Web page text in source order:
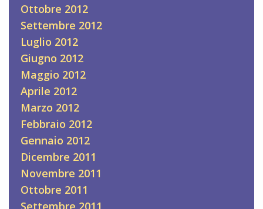
Ottobre 2012
Settembre 2012
Luglio 2012
Giugno 2012
Maggio 2012
Aprile 2012
Marzo 2012
Febbraio 2012
Gennaio 2012
Dicembre 2011
Novembre 2011
Ottobre 2011
Settembre 2011